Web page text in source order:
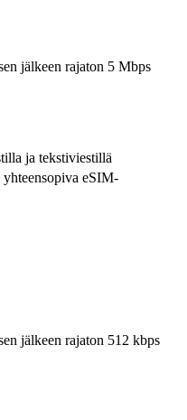
jälkeen rajaton 5 Mbps
ja tekstiviestillä
eSIM-
jälkeen rajaton 512 kbps